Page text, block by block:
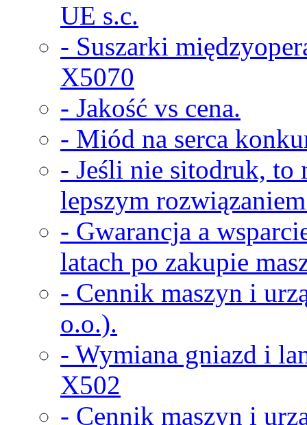
UE s.c.
- Suszarki
X5070
- Jakość vs cena.
- Miód na serca
- Jeśli nie sitodruk, to
lepszym
- Gwarancja a
latach po zakupie
- Cennik maszyn i
o.o.).
- Wymiana gniazd i
X502
- Cennik maszyn i